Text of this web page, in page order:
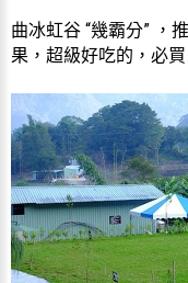
曲冰虹谷 “幾霸分” ，
果，超級好吃的，必